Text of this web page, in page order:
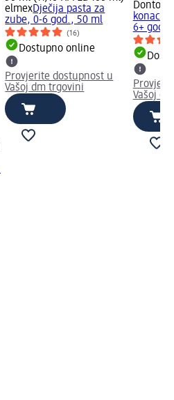
elmexDječija pasta za
zube, 0-6 god., 50 ml
(16)
Dostupno online
Provjerite dostupnost u
Vašoj dm trgovini
konac
6+ god.,
Vašoj